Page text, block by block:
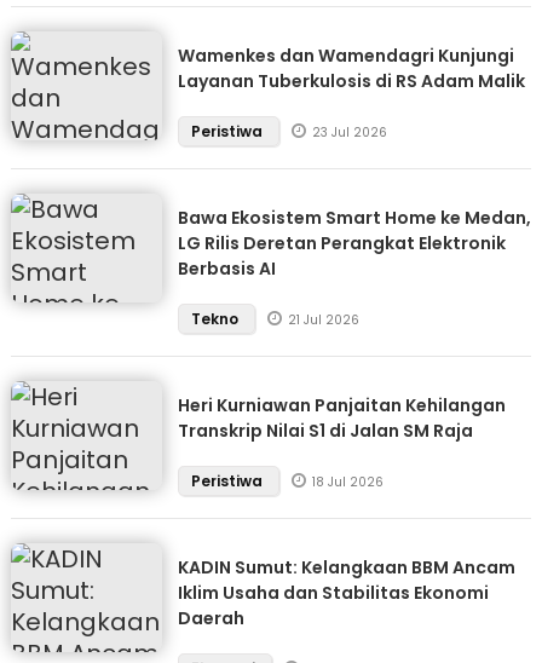
Wamenkes dan Wamendagri Kunjungi
Layanan Tuberkulosis di RS Adam Malik
Peristiwa 23 Jul 2026
Bawa Ekosistem Smart Home ke Medan,
LG Rilis Deretan Perangkat Elektronik
Berbasis AI
Tekno 21 Jul 2026
Heri Kurniawan Panjaitan Kehilangan
Transkrip Nilai S1 di Jalan SM Raja
Peristiwa 18 Jul 2026
KADIN Sumut: Kelangkaan BBM Ancam
Iklim Usaha dan Stabilitas Ekonomi
Daerah